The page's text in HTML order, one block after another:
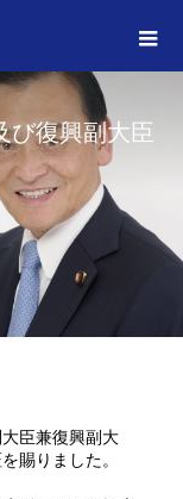
び復興副大臣
臣兼復興副大
賜りました。